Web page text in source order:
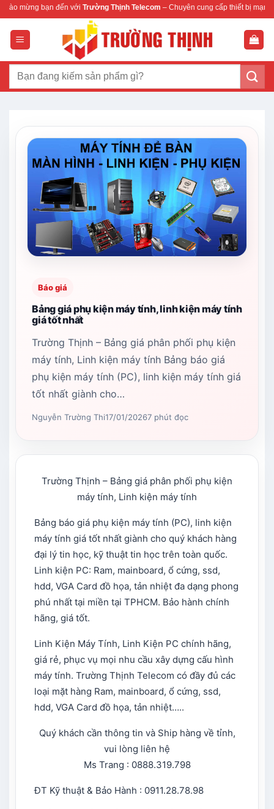
Bỏ
dung
đến với Trường Thịnh Telecom– Chuyên cung cấp thiết bị mạng & camera
Tìm
Báo giá
Bảng giá phụ kiện máy tính, linh kiện máy tính
giá tốt nhất
Trường Thịnh – Bảng giá phân phối phụ kiện
máy tính, Linh kiện máy tính Bảng báo giá
phụ kiện máy tính (PC), linh kiện máy tính giá
tốt nhất giành cho…
Nguyễn Trường Thi17/01/20267 phút đọc
Trường Thịnh – Bảng giá phân phối phụ kiện
máy tính, Linh kiện máy tính
Bảng báo giá phụ kiện máy tính (PC), linh kiện
máy tính giá tốt nhất giành cho quý khách hàng
đại lý tin học, kỹ thuật tin học trên toàn quốc.
Linh kiện PC: Ram, mainboard, ổ cứng, ssd,
hdd, VGA Card đồ họa, tản nhiệt đa dạng phong
phú nhất tại miền tại TPHCM. Bảo hành chính
hãng, giá tốt.
Linh Kiện Máy Tính, Linh Kiện PC chính hãng,
giá rẻ, phục vụ mọi nhu cầu xây dựng cấu hình
máy tính. Trường Thịnh Telecom có đầy đủ các
loại mặt hàng Ram, mainboard, ổ cứng, ssd,
hdd, VGA Card đồ họa, tản nhiệt…..
Quý khách cần thông tin và Ship hàng về tỉnh,
vui lòng liên hệ
Ms Trang : 0888.319.798
ĐT Kỹ thuật & Bảo Hành : 0911.28.78.98